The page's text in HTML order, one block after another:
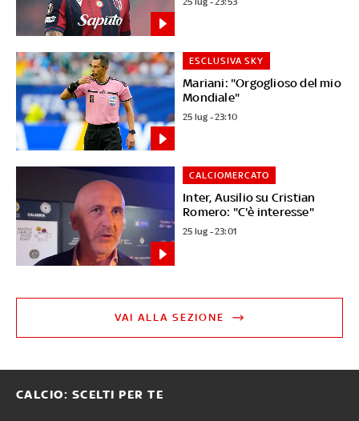
Mariani: "Orgoglioso del mio
Mondiale"
ESCLUSIVA SKY
25 lug - 23:10
Inter, Ausilio su Cristian
Romero: "C'è interesse"
CALCIOMERCATO
25 lug - 23:01
VAI ALLA SEZIONE
CALCIO: SCELTI PER TE